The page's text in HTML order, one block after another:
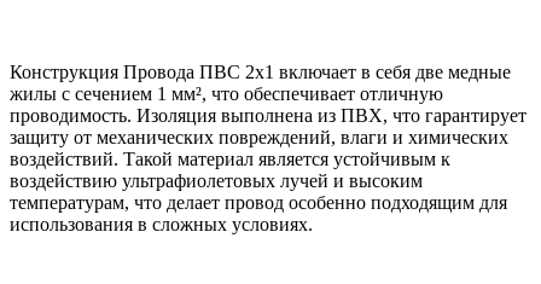
Конструкция Провода ПВС 2х1 включает в себя две медные
жилы с сечением 1 мм², что обеспечивает отличную
проводимость. Изоляция выполнена из ПВХ, что гарантирует
защиту от механических повреждений, влаги и химических
воздействий. Такой материал является устойчивым к
воздействию ультрафиолетовых лучей и высоким
температурам, что делает провод особенно подходящим для
использования в сложных условиях.